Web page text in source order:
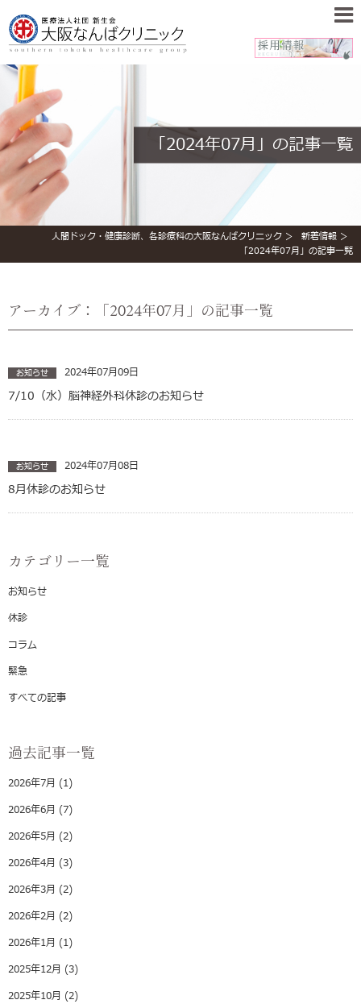
「2024年07月」の記事一覧
人間ドック・健康診断、各診療科の大阪なんばクリニック
新着情報
「2024年07月」の記事一覧
アーカイブ：「2024年07月」の記事一覧
お知らせ 2024年07月09日
7/10（水）脳神経外科休診のお知らせ
お知らせ 2024年07月08日
8月休診のお知らせ
カテゴリー一覧
お知らせ
休診
コラム
緊急
すべての記事
過去記事一覧
2026年7月 (1)
2026年6月 (7)
2026年5月 (2)
2026年4月 (3)
2026年3月 (2)
2026年2月 (2)
2026年1月 (1)
2025年12月 (3)
2025年10月 (2)